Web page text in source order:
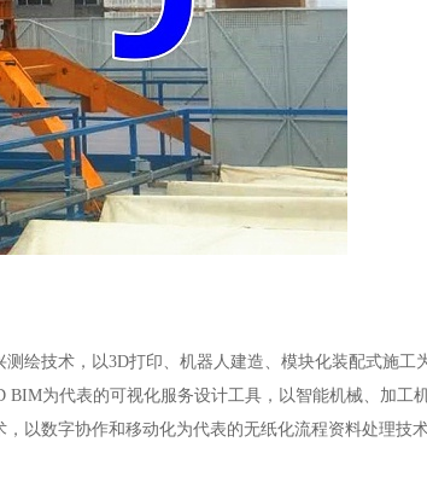
测绘技术，以3D打印、机器人建造、模块化装配式施工
为代表的可视化服务设计工具，以智能机械、加工
以数字协作和移动化为代表的无纸化流程资料处理技